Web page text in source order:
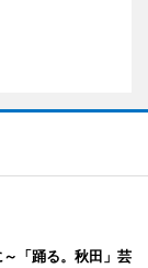
「踊る。秋田」芸